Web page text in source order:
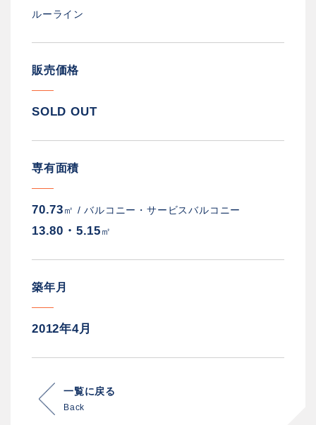
ルーライン
販売価格
SOLD OUT
専有面積
70.73㎡ /バルコニー・サービスバルコニー
13.80・5.15㎡
築年月
2012年4月
一覧に戻る
Back